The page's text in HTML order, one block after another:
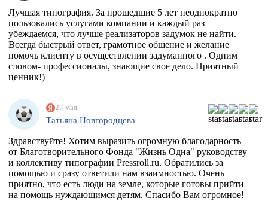
Лучшая типография. За прошедшие 5 лет неоднократно
пользовались услугами компании и каждый раз
убеждаемся, что лучше реализаторов задумок не найти.
Всегда быстрый ответ, грамотное общение и желание
помочь клиенту в осуществлении задуманного . Одним
словом- профессионалы, знающие свое дело. Приятный
ценник!)
27 мая
Татьяна Новгородцева
Здравствуйте! Хотим выразить огромную благодарность
от Благотворительного Фонда "Жизнь Одна" руководству
и коллективу типографии Pressroll.ru. Обратились за
помощью и сразу ответили нам взаимностью. Очень
приятно, что есть люди на земле, которые готовы прийти
на помощь нуждающимся детям. Спасибо Вам огромное!